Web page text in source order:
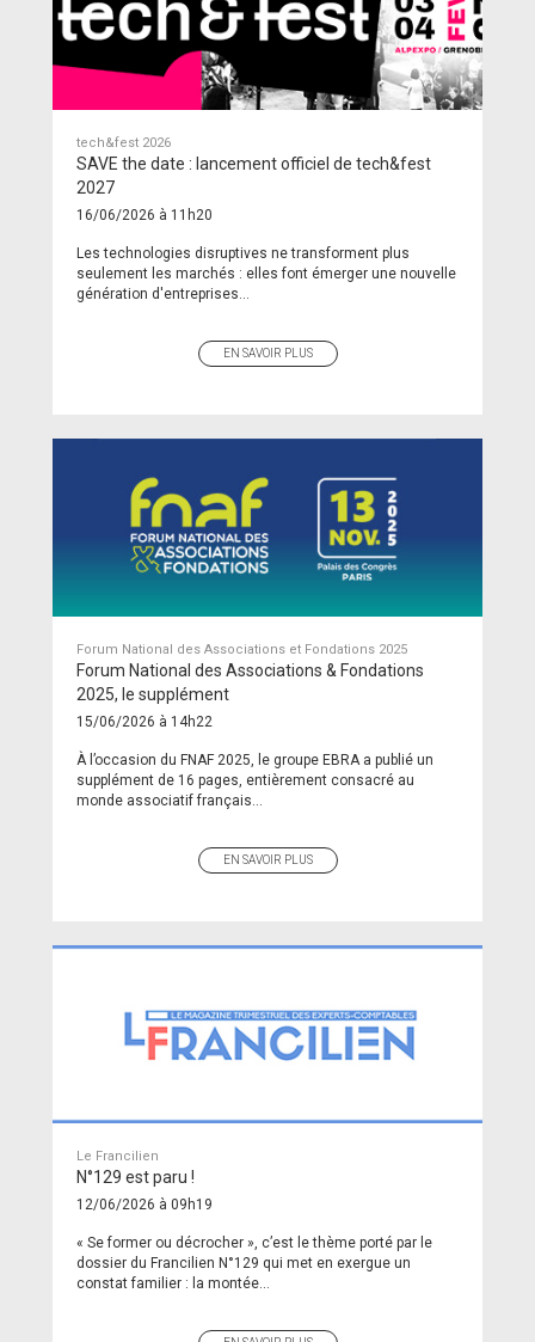
tech&fest 2026
SAVE the date : lancement officiel de tech&fest
2027
16/06/2026 à 11h20
Les technologies disruptives ne transforment plus
seulement les marchés : elles font émerger une nouvelle
génération d'entreprises...
EN SAVOIR PLUS
Forum National des Associations et Fondations 2025
Forum National des Associations & Fondations
2025, le supplément
15/06/2026 à 14h22
À l’occasion du FNAF 2025, le groupe EBRA a publié un
supplément de 16 pages, entièrement consacré au
monde associatif français...
EN SAVOIR PLUS
Le Francilien
N°129 est paru !
12/06/2026 à 09h19
« Se former ou décrocher », c’est le thème porté par le
dossier du Francilien N°129 qui met en exergue un
constat familier : la montée...